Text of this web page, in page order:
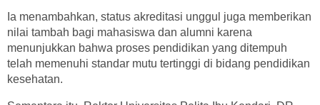
Ia menambahkan, status akreditasi unggul juga memberikan
nilai tambah bagi mahasiswa dan alumni karena
menunjukkan bahwa proses pendidikan yang ditempuh
telah memenuhi standar mutu tertinggi di bidang pendidikan
kesehatan.